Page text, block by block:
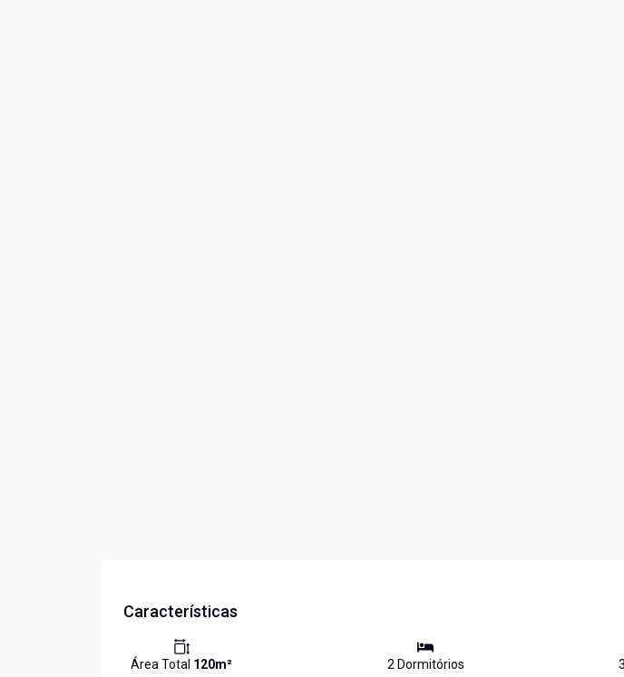
Características
Área Total 120m² 2Dormitórios 3